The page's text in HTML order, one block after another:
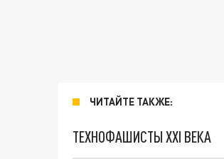
ЧИТАЙТЕ ТАКЖЕ:
ТЕХНОФАШИСТЫ XXI ВЕКА